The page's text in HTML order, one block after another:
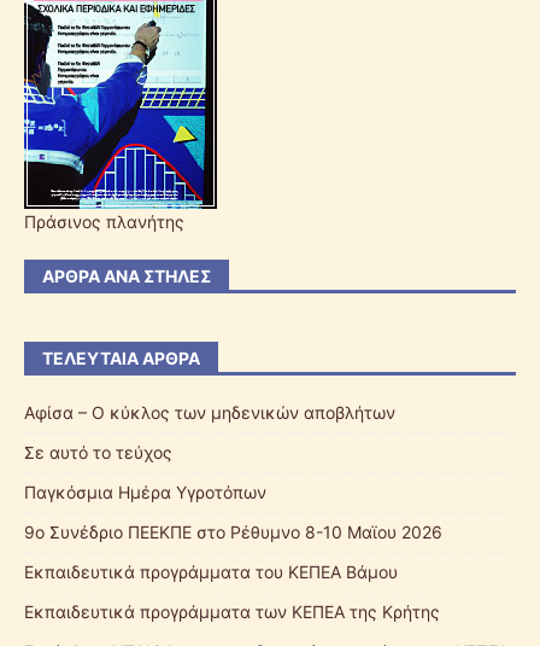
Πράσινος πλανήτης
ΆΡΘΡΑ ΑΝΆ ΣΤΉΛΕΣ
ΤΕΛΕΥΤΑΊΑ ΆΡΘΡΑ
Αφίσα – Ο κύκλος των μηδενικών αποβλήτων
Σε αυτό το τεύχος
Παγκόσμια Ημέρα Υγροτόπων
9ο Συνέδριο ΠΕΕΚΠΕ στο Ρέθυμνο 8-10 Μαϊου 2026
Εκπαιδευτικά προγράμματα του ΚΕΠΕΑ Βάμου
Εκπαιδευτικά προγράμματα των ΚΕΠΕΑ της Κρήτης